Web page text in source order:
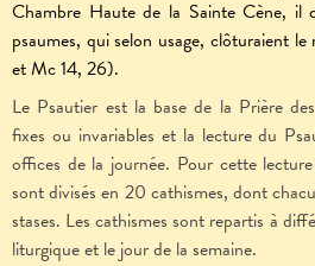
Chambre Haute de la Sainte Cène, il
psaumes, qui selon usage, clôturaient
et Mc 14, 26).
Le Psautier est la base de la Prière
fixes ou invariables et la lecture du
offices de la journée. Pour cette
sont divisés en 20 cathismes, dont
stases. Les cathismes sont repartis à
liturgique et le jour de la semaine.